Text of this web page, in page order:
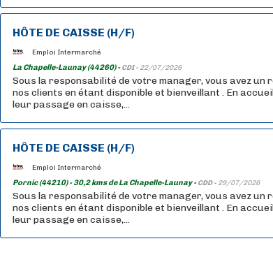
HÔTE DE CAISSE (H/F)
Emploi Intermarché
La Chapelle-Launay (44260) -CDI - 22/07/2026
Sous la responsabilité de votre manager, vous avez un
nos clients en étant disponible et bienveillant . En
leur passage en caisse,...
HÔTE DE CAISSE (H/F)
Emploi Intermarché
Pornic (44210) - 30,2 kms de La Chapelle-Launay -CDD - 29/07/2026
Sous la responsabilité de votre manager, vous avez un
nos clients en étant disponible et bienveillant . En
leur passage en caisse,...